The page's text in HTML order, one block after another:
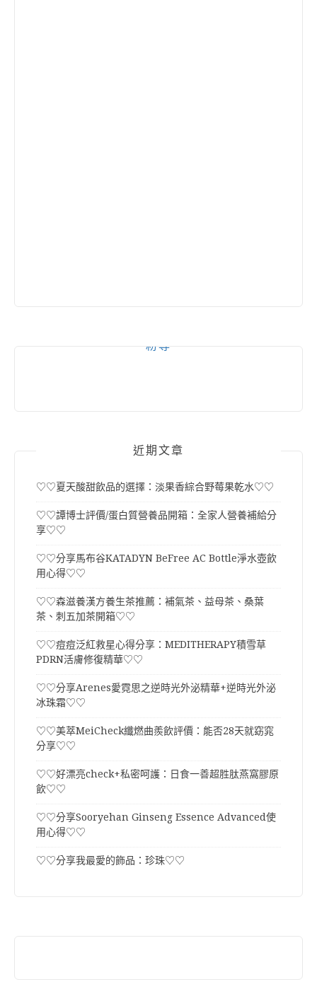
粉專
近期文章
♡♡夏天酸甜飲品的選擇：淡果香綜合野莓果乾水♡♡
♡♡譚博士評價/蛋白質營養品開箱：全家人營養補給分
享♡♡
♡♡分享馬布谷KATADYN BeFree AC Bottle淨水壺飲
用心得♡♡
♡♡森滋養漢方養生茶推薦：補氣茶、益母茶、桑葉
茶、刺五加茶開箱♡♡
♡♡痘痘泛紅救星心得分享：MEDITHERAPY積雪草
PDRN活膚修復精華♡♡
♡♡分享Arenes愛霓思之逆時光外泌精華+逆時光外泌
冰珠霜♡♡
♡♡美萃MeiCheck纖燃曲羨飲評價：能否28天就窈窕
分享♡♡
♡♡好漂亮check+私密呵護：日食一善超胜肽燕窩膠原
飲♡♡
♡♡分享Sooryehan Ginseng Essence Advanced使
用心得♡♡
♡♡分享我最愛的飾品：珍珠♡♡